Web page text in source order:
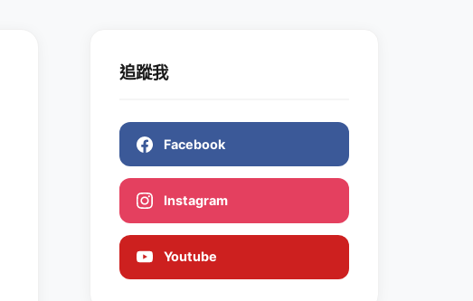
追蹤我
Facebook
Instagram
Youtube